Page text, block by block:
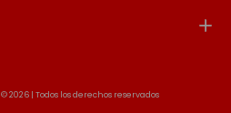
© 2026 | Todos los derechos reservados